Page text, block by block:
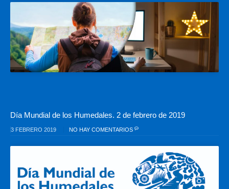
Día Mundial de los Humedales. 2 de febrero de 2019
3 FEBRERO 2019 NO HAY COMENTARIOS